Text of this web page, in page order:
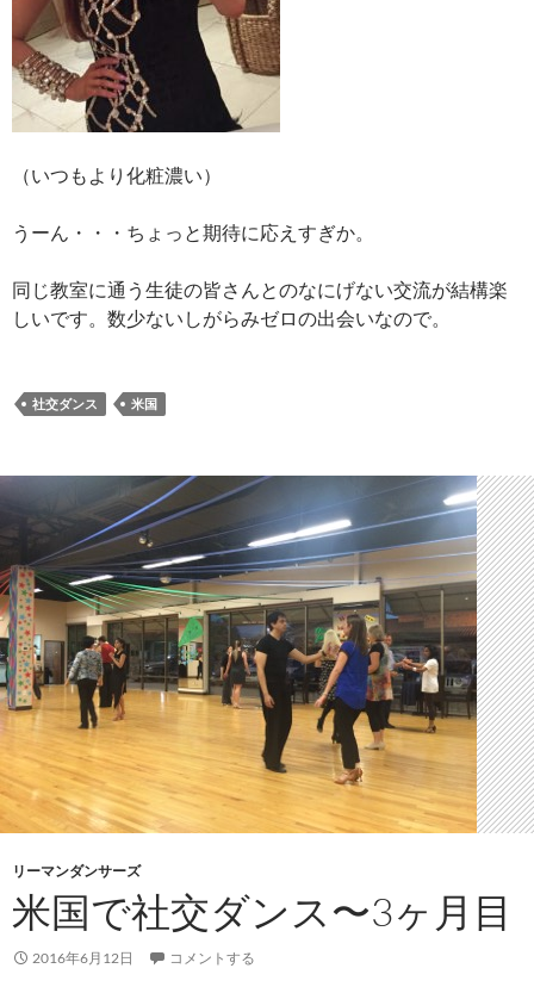
（いつもより化粧濃い）
うーん・・・ちょっと期待に応えすぎか。
同じ教室に通う生徒の皆さんとのなにげない交流が結構楽
しいです。数少ないしがらみゼロの出会いなので。
社交ダンス 米国
リーマンダンサーズ
米国で社交ダンス〜3ヶ月目
2016年6月12日 コメントする